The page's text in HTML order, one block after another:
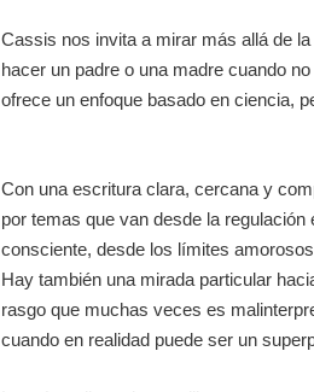
Cassis nos invita a mirar más allá de
hacer un padre o una madre cuando
ofrece un enfoque basado en ciencia,
Con una escritura clara, cercana y
por temas que van desde la
consciente, desde los límites
Hay también una mirada particular
rasgo que muchas veces es
cuando en realidad puede ser un